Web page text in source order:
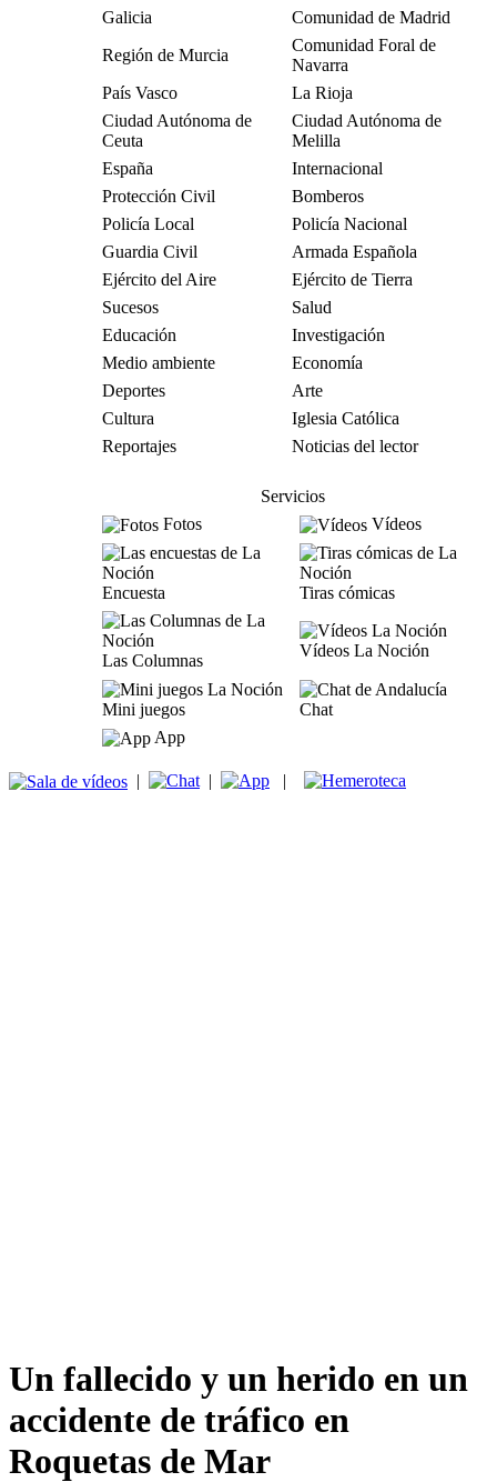
Galicia
Comunidad de Madrid
Región de Murcia
Comunidad Foral de
Navarra
País Vasco
La Rioja
Ciudad Autónoma de
Ceuta
Ciudad Autónoma de
Melilla
España
Internacional
Protección Civil
Bomberos
Policía Local
Policía Nacional
Guardia Civil
Armada Española
Ejército del Aire
Ejército de Tierra
Sucesos
Salud
Educación
Investigación
Medio ambiente
Economía
Deportes
Arte
Cultura
Iglesia Católica
Reportajes
Noticias del lector
Servicios
Fotos
Vídeos
Encuesta Tiras cómicas
Las Columnas
Vídeos La Noción
Mini juegos
Chat
App
| | |
Un fallecido y un herido en un
accidente de tráfico en
Roquetas de Mar